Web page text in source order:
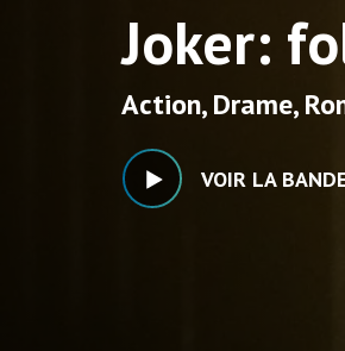
Joker:
Action, Drame,
VOIR LA